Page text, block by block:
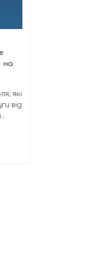
на
які
від